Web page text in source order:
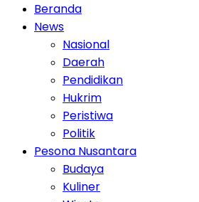
Beranda
News
Nasional
Daerah
Pendidikan
Hukrim
Peristiwa
Politik
Pesona Nusantara
Budaya
Kuliner